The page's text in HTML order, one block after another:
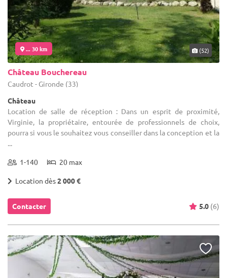
... 30 km (52)
Château Bouchereau
Caudrot - Gironde (33)
Château
Location de salle de réception : Dans un esprit de proximité,
Virginie, la propriétaire, entourée de professionnels de choix,
pourra si vous le souhaitez vous conseiller dans la conception et la
...
1-140 20 max
Location dès2 000 €
Contacter 5.0 (6)